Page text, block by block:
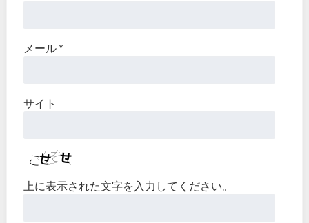
メール*
サイト
上に表示された文字を入力してください。